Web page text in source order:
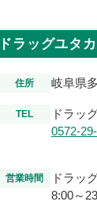
ドラッグユタ
住所 岐阜県
TEL
ドラッ
0572-
営業時間
ドラッ
8:00～